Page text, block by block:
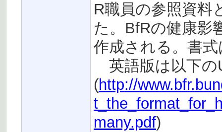
R職員の参照資料
た。BfRの健康影
作成される。書
英語版は以下の
(http://
many.pdf)